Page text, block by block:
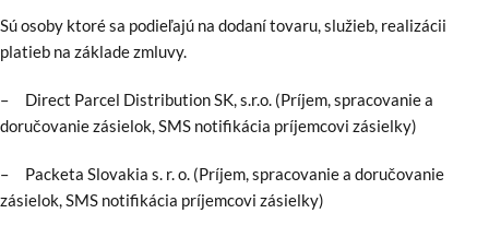
Sú osoby ktoré sa podieľajú na dodaní tovaru, služieb, realizácii
platieb na základe zmluvy.
– Direct Parcel Distribution SK, s.r.o. (Príjem, spracovanie a
doručovanie zásielok, SMS notifikácia príjemcovi zásielky)
– Packeta Slovakia s. r. o. (Príjem, spracovanie a doručovanie
zásielok, SMS notifikácia príjemcovi zásielky)